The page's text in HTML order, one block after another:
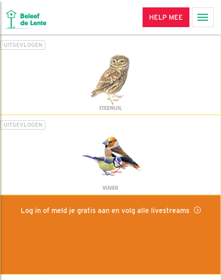
HELP MEE
UITGEVLOGEN
STEENUIL
UITGEVLOGEN
VIJVER
Log in of meld je gratis aan en volg alle livestreams